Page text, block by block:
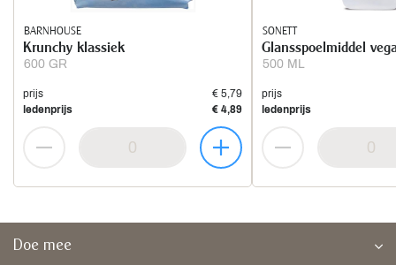
BARNHOUSE
600 GR
Krunchy klassiek
prijs
€ 5,79
ledenprijs
€ 4,89
SONETT
500 ML
Glansspoelmiddel
prijs
ledenprijs
Doe mee